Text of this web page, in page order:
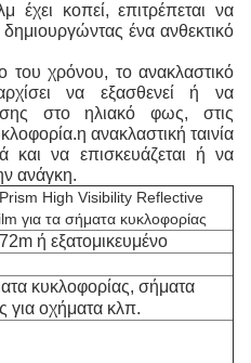
έχει κοπεί, επιτρέπεται να
ένα ανθεκτικό
χρόνου, το ανακλαστικό
να εξασθενεί ή να
στο ηλιακό φως, στις
ανακλαστική ταινία
και να επισκευάζεται ή να
ανάγκη.
High Visibility Reflective
για τα σήματα κυκλοφορίας
ή εξατομικευμένο
κυκλοφορίας, σήματα
για οχήματα κλπ.